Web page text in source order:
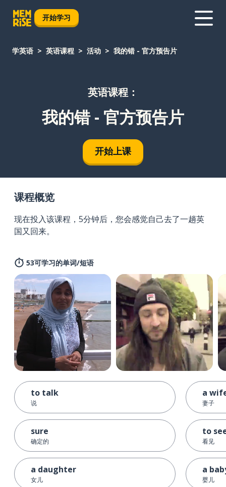
开始学习
学英语 英语课程 活动 我的错 - 官方预告片
英语课程：
我的错 - 官方预告片
开始上课
课程概览
现在投入该课程，5分钟后，您会感觉自己去了一趟英
国又回来。
53可学习的单词/短语
to talk
说
sure
确定的
a daughter
女儿
a
妻子
to
看见
a
婴儿